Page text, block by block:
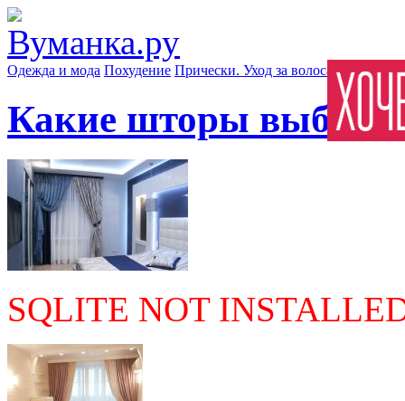
Одежда и мода Похудение Прически. Уход за волосами Маски
Какие шторы
SQLITE NOT